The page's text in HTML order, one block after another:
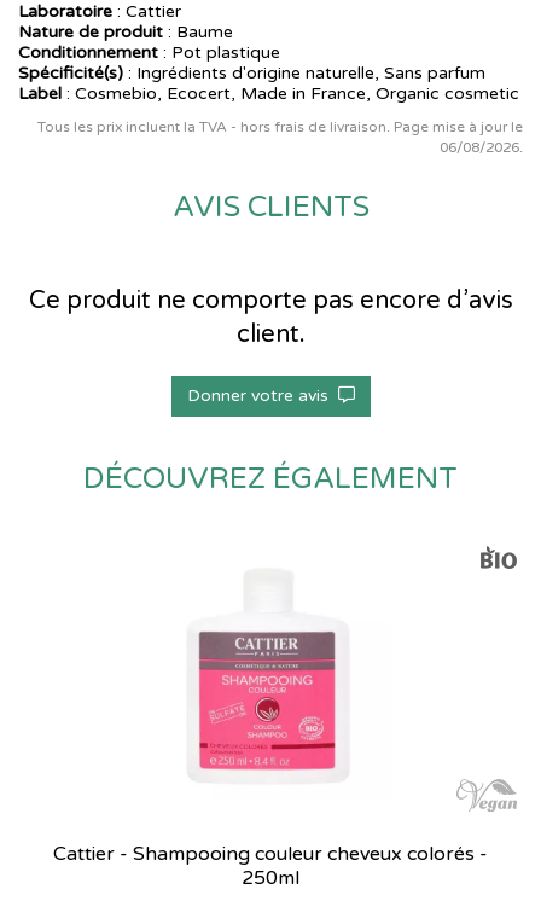
Laboratoire : Cattier
Nature de produit : Baume
Conditionnement : Pot plastique
Spécificité(s) : Ingrédients d'origine naturelle, Sans parfum
Label : Cosmebio, Ecocert, Made in France, Organic cosmetic
Tous les prix incluent la TVA - hors frais de livraison. Page mise à jour le
06/08/2026.
AVIS CLIENTS
Ce produit ne comporte pas encore d’avis
client.
Donner votre avis
DÉCOUVREZ ÉGALEMENT
Cattier - Shampooing couleur cheveux colorés -
250ml